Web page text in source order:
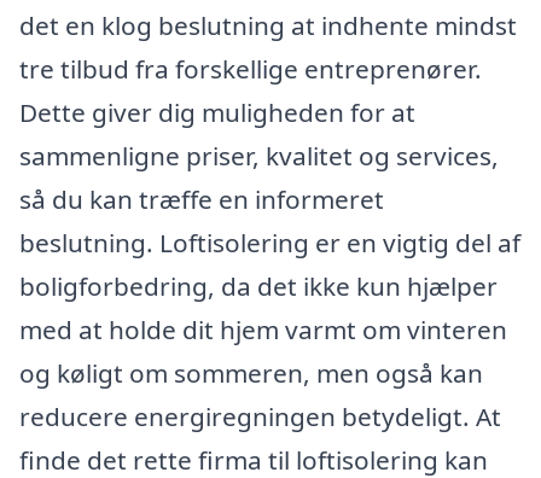
det en klog beslutning at indhente mindst
tre tilbud fra forskellige entreprenører.
Dette giver dig muligheden for at
sammenligne priser, kvalitet og services,
så du kan træffe en informeret
beslutning. Loftisolering er en vigtig del af
boligforbedring, da det ikke kun hjælper
med at holde dit hjem varmt om vinteren
og køligt om sommeren, men også kan
reducere energiregningen betydeligt. At
finde det rette firma til loftisolering kan